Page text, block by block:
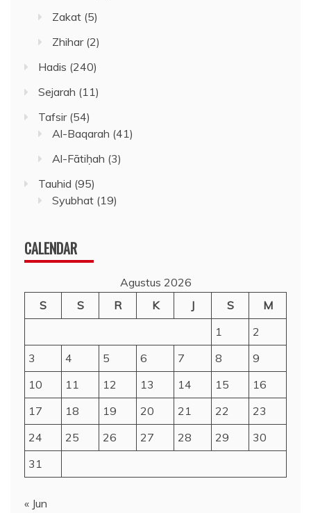
Zakat (5)
Zhihar(2)
Hadis (240)
Sejarah (11)
Tafsir(54)
Al-Baqarah (41)
Al-Fātiḥah (3)
Tauhid (95)
Syubhat (19)
CALENDAR
Agustus 2026
S
S R K J S
M
1
2
3
4 5 6 7 8
9
10
11 12 13 14 15
16
17
18 19 20 21 22
23
24
25 26 27 28 29
30
31
« Jun